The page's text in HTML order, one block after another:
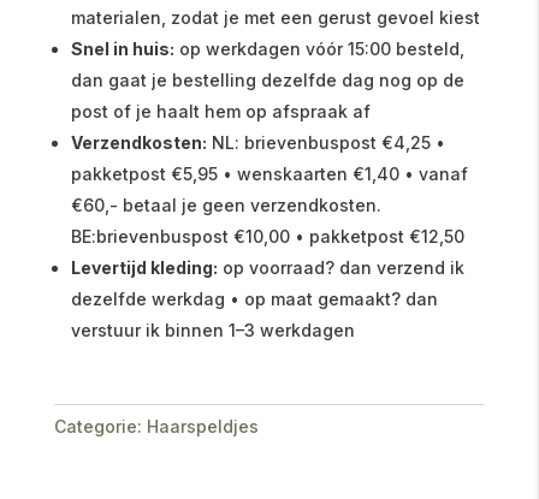
materialen, zodat je met een gerust gevoel kiest
Snel in huis: op werkdagen vóór 15:00 besteld,
dan gaat je bestelling dezelfde dag nog op de
post of je haalt hem op afspraak af
Verzendkosten: NL: brievenbuspost €4,25 •
pakketpost €5,95 • wenskaarten €1,40 • vanaf
€60,- betaal je geen verzendkosten.
BE:brievenbuspost €10,00 • pakketpost €12,50
Levertijd kleding: op voorraad? dan verzend ik
dezelfde werkdag • op maat gemaakt? dan
verstuur ik binnen 1–3 werkdagen
Categorie: Haarspeldjes